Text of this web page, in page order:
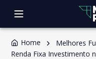
Home
Melhores
Renda Fixa Investimento